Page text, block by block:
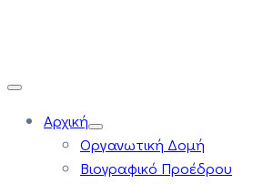
Αρχική
Οργανωτική Δομή
Βιογραφικό Προέδρου